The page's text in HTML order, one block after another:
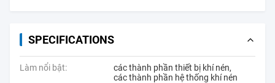
SPECIFICATIONS
Làm nổi bật: các thành phần thiết bị khí nén,
các thành phần hệ thống khí nén